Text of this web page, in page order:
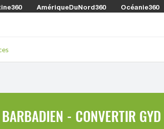
AmériqueDuNord360 Océanie360
BARBADIEN - CONVERTIR